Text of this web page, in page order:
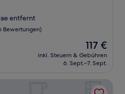
entfernt
Bewertungen)
Der
Preis
beträgt
117 €
inkl. Steuern & Gebühren
6. Sept.–7. Sept.